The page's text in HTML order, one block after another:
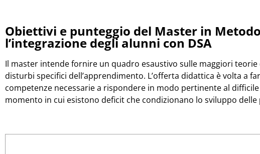
Obiettivi e punteggio del Master in
l’integrazione degli alunni con DSA
Il master intende fornire un quadro esaustivo sulle maggiori
disturbi specifici dell’apprendimento. L’offerta didattica è volta a
competenze necessarie a rispondere in modo pertinente al
momento in cui esistono deficit che condizionano lo sviluppo